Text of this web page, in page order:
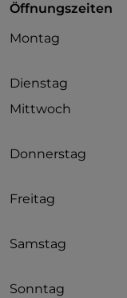
Es wird Englisch
Öffnungszeiten
Montag
Dienstag
Mittwoch
Donnerstag
Freitag
Samstag
Sonntag